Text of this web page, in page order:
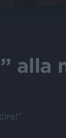
alla